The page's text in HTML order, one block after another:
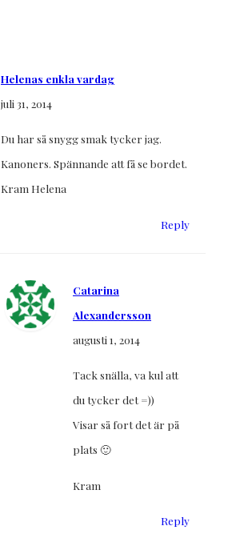
Helenas enkla vardag
juli 31, 2014
Du har så snygg smak tycker jag.
Kanoners. Spännande att få se bordet.
Kram Helena
Reply
Catarina
Alexandersson
augusti 1, 2014
Tack snälla, va kul att
du tycker det =))
Visar så fort det är på
plats 🙂
Kram
Reply